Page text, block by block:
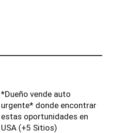
*Dueño vende auto
urgente* donde encontrar
estas oportunidades en
USA (+5 Sitios)